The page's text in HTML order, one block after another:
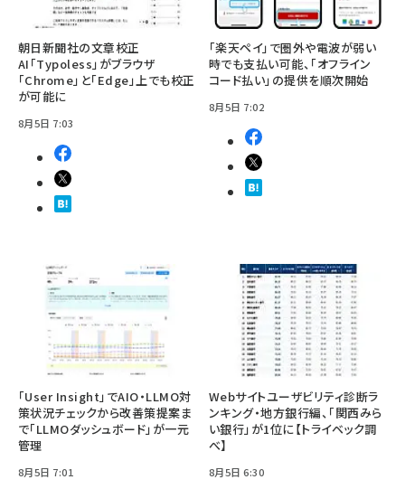
朝日新聞社の文章校正
AI「Typoless」がブラウザ
「Chrome」と「Edge」上でも校正
が可能に
8月5日 7:03
「楽天ペイ」で圏外や電波が弱い
時でも支払い可能、「オフライン
コード払い」の提供を順次開始
8月5日 7:02
「User Insight」でAIO・LLMO対
策状況チェックから改善策提案ま
で「LLMOダッシュボード」が一元
管理
8月5日 7:01
Webサイトユーザビリティ診断ラ
ンキング・地方銀行編、「関西みら
い銀行」が1位に【トライベック調
べ】
8月5日 6:30